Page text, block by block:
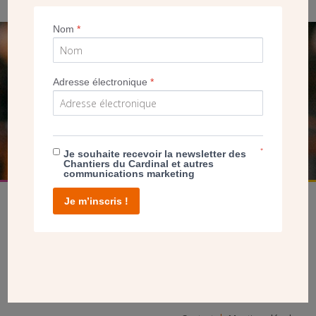
SEUL VOTRE DON
NOUS PERMET D’AGIR
FAIRE UN DON
Nom*
Adresse électronique*
Je souhaite recevoir la newsletter des
Chantiers du Cardinal et autres
communications marketing
*
Je m’inscris !